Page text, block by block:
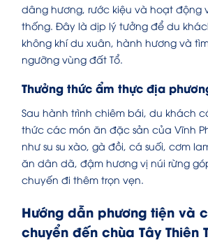
dâng hương, rước kiệu và hoạt động
thống. Đây là dịp lý tưởng để du
không khí du xuân, hành hương và
ngưỡng vùng đất Tổ.
Thưởng thức ẩm thực địa
Sau hành trình chiêm bái, du khách
thức các món ăn đặc sản của Vĩnh
như su su xào, gà đồi, cá suối, cơm
ăn dân dã, đậm hương vị núi rừng
chuyến đi thêm trọn vẹn.
Hướng dẫn phương tiện và
chuyển đến chùa Tây Thiên